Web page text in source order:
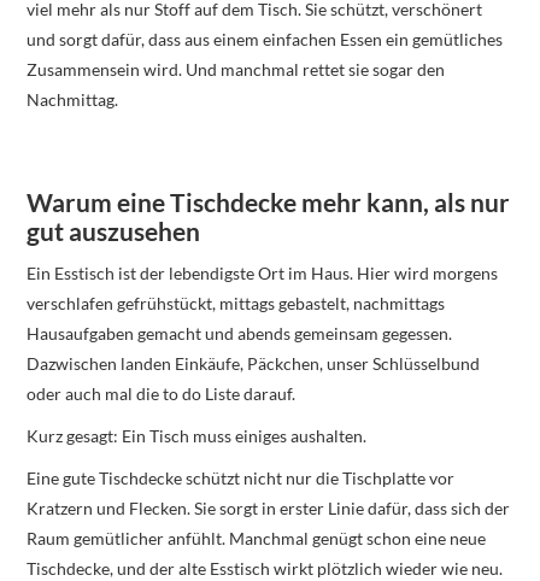
viel mehr als nur Stoff auf dem Tisch. Sie schützt, verschönert
und sorgt dafür, dass aus einem einfachen Essen ein gemütliches
Zusammensein wird. Und manchmal rettet sie sogar den
Nachmittag.
Warum eine Tischdecke mehr kann, als nur
gut auszusehen
Ein Esstisch ist der lebendigste Ort im Haus. Hier wird morgens
verschlafen gefrühstückt, mittags gebastelt, nachmittags
Hausaufgaben gemacht und abends gemeinsam gegessen.
Dazwischen landen Einkäufe, Päckchen, unser Schlüsselbund
oder auch mal die to do Liste darauf.
Kurz gesagt: Ein Tisch muss einiges aushalten.
Eine gute Tischdecke schützt nicht nur die Tischplatte vor
Kratzern und Flecken. Sie sorgt in erster Linie dafür, dass sich der
Raum gemütlicher anfühlt. Manchmal genügt schon eine neue
Tischdecke, und der alte Esstisch wirkt plötzlich wieder wie neu.